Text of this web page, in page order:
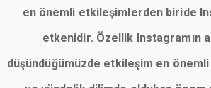
en önemli etkileşimlerden biride
etkenidir. Özellik Instagramın
düşündüğümüzde etkileşim en önemli